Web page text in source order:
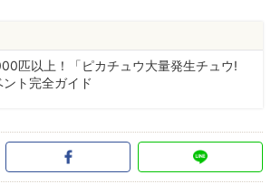
匹以上！「ピカチュウ大量発生チュウ!
ト完全ガイド